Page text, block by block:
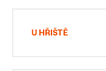
U HŘIŠTĚ